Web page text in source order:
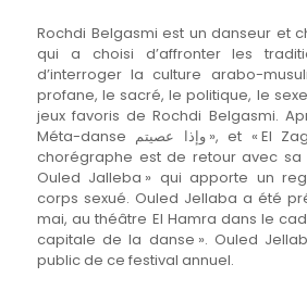
Rochdi Belgasmi est un danseur et
qui a choisi d’affronter les
d’interroger la culture arabo-
profane, le sacré, le politique, le
jeux favoris de Rochdi Belgasmi.
Méta-danse وإذا عصيتم », et « El Zaglama », le danseur
chorégraphe est de retour avec sa
Ouled Jalleba » qui apporte un
corps sexué. Ouled Jellaba a été
mai, au théâtre El Hamra dans le
capitale de la danse ». Ouled
public de ce festival annuel.